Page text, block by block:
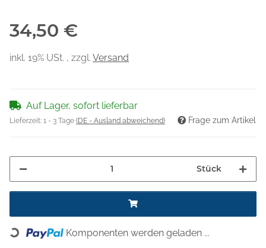
34,50 €
inkl. 19% USt. , zzgl. Versand
Auf Lager, sofort lieferbar
Lieferzeit: 1 - 3 Tage (DE - Ausland abweichend) Frage zum Artikel
Stück
Loading... Komponenten werden geladen ...